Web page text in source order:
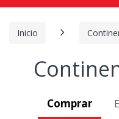
Inicio
Comprar